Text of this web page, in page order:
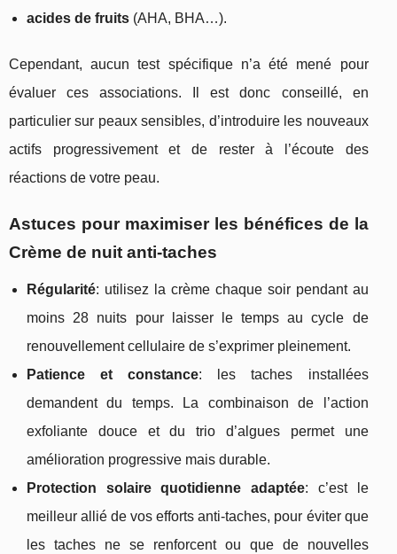
acides de fruits (AHA, BHA…).
Cependant, aucun test spécifique n’a été mené pour
évaluer ces associations. Il est donc conseillé, en
particulier sur peaux sensibles, d’introduire les nouveaux
actifs progressivement et de rester à l’écoute des
réactions de votre peau.
Astuces pour maximiser les bénéfices de la
Crème de nuit anti-taches
Régularité: utilisez la crème chaque soir pendant au
moins 28 nuits pour laisser le temps au cycle de
renouvellement cellulaire de s’exprimer pleinement.
Patience et constance: les taches installées
demandent du temps. La combinaison de l’action
exfoliante douce et du trio d’algues permet une
amélioration progressive mais durable.
Protection solaire quotidienne adaptée: c’est le
meilleur allié de vos efforts anti-taches, pour éviter que
les taches ne se renforcent ou que de nouvelles